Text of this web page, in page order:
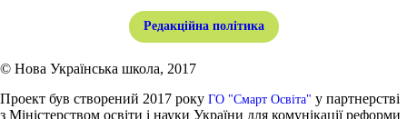
Редакційна політика
© Нова Українська школа, 2017
Проект був створений 2017 року ГО "Смарт Освіта" у партнерстві
з Міністерством освіти і науки України для комунікації реформи